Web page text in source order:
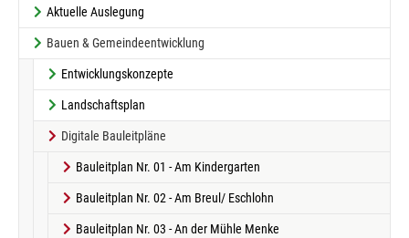
Aktuelle Auslegung
Bauen & Gemeindeentwicklung
Entwicklungskonzepte
Landschaftsplan
Digitale Bauleitpläne
Bauleitplan Nr. 01 - Am Kindergarten
Bauleitplan Nr. 02 - Am Breul/ Eschlohn
Bauleitplan Nr. 03 - An der Mühle Menke